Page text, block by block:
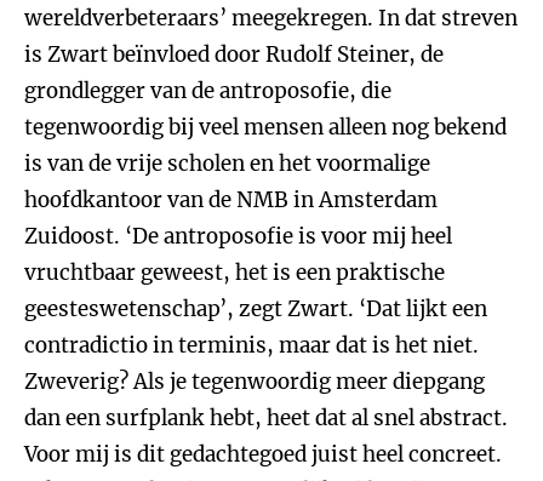
wereldverbeteraars’ meegekregen. In dat streven
is Zwart beïnvloed door Rudolf Steiner, de
grondlegger van de antroposofie, die
tegenwoordig bij veel mensen alleen nog bekend
is van de vrije scholen en het voormalige
hoofdkantoor van de NMB in Amsterdam
Zuidoost. ‘De antroposofie is voor mij heel
vruchtbaar geweest, het is een praktische
geesteswetenschap’, zegt Zwart. ‘Dat lijkt een
contradictio in terminis, maar dat is het niet.
Zweverig? Als je tegenwoordig meer diepgang
dan een surfplank hebt, heet dat al snel abstract.
Voor mij is dit gedachtegoed juist heel concreet.